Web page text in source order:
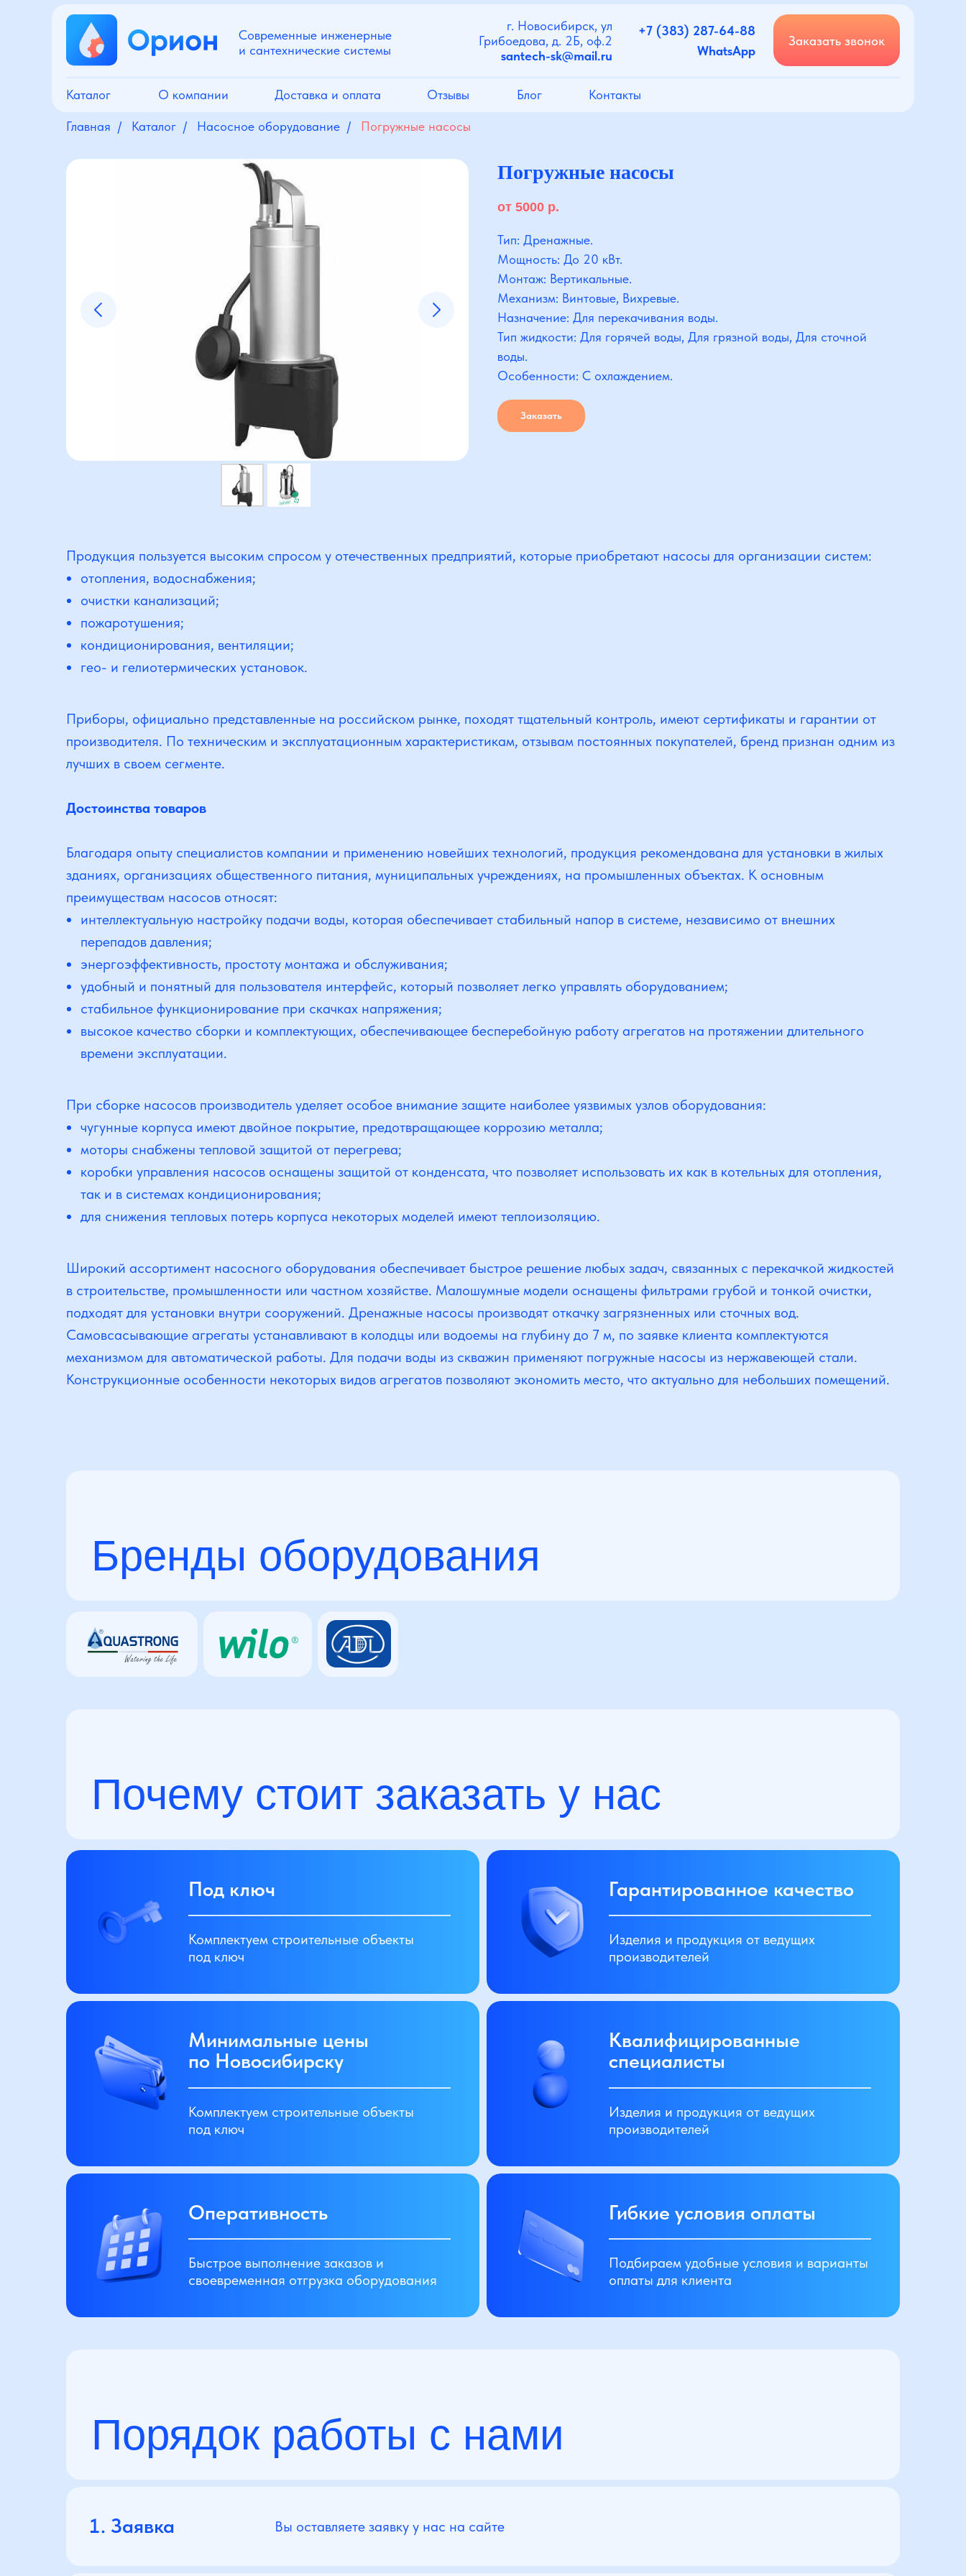
Современные инженерные
и сантехнические системы
Каталог О компании Доставка и оплата Отзывы Блог Контакты
Заказать звонок
г. Новосибирск, ул
Грибоедова, д. 2Б, оф.2
santech-sk@mail.ru
+7 (383) 287-64-88
WhatsApp
Главная / Каталог / Насосное оборудование / Погружные насосы
Погружные насосы
от 5000 р.
Тип: Дренажные.
Мощность: До 20 кВт.
Монтаж: Вертикальные.
Механизм: Винтовые, Вихревые.
Назначение: Для перекачивания воды.
Тип жидкости: Для горячей воды, Для грязной воды, Для сточной
воды.
Особенности: С охлаждением.
Заказать
Продукция пользуется высоким спросом у отечественных предприятий, которые приобретают насосы для организации систем:
отопления, водоснабжения;
очистки канализаций;
пожаротушения;
кондиционирования, вентиляции;
гео- и гелиотермических установок.
Приборы, официально представленные на российском рынке, походят тщательный контроль, имеют сертификаты и гарантии от
производителя. По техническим и эксплуатационным характеристикам, отзывам постоянных покупателей, бренд признан одним из
лучших в своем сегменте.
Достоинства товаров
Благодаря опыту специалистов компании и применению новейших технологий, продукция рекомендована для установки в жилых
зданиях, организациях общественного питания, муниципальных учреждениях, на промышленных объектах. К основным
преимуществам насосов относят:
интеллектуальную настройку подачи воды, которая обеспечивает стабильный напор в системе, независимо от внешних
перепадов давления;
энергоэффективность, простоту монтажа и обслуживания;
удобный и понятный для пользователя интерфейс, который позволяет легко управлять оборудованием;
стабильное функционирование при скачках напряжения;
высокое качество сборки и комплектующих, обеспечивающее бесперебойную работу агрегатов на протяжении длительного
времени эксплуатации.
При сборке насосов производитель уделяет особое внимание защите наиболее уязвимых узлов оборудования:
чугунные корпуса имеют двойное покрытие, предотвращающее коррозию металла;
моторы снабжены тепловой защитой от перегрева;
коробки управления насосов оснащены защитой от конденсата, что позволяет использовать их как в котельных для отопления,
так и в системах кондиционирования;
для снижения тепловых потерь корпуса некоторых моделей имеют теплоизоляцию.
Широкий ассортимент насосного оборудования обеспечивает быстрое решение любых задач, связанных с перекачкой жидкостей
в строительстве, промышленности или частном хозяйстве. Малошумные модели оснащены фильтрами грубой и тонкой очистки,
подходят для установки внутри сооружений. Дренажные насосы производят откачку загрязненных или сточных вод.
Самовсасывающие агрегаты устанавливают в колодцы или водоемы на глубину до 7 м, по заявке клиента комплектуются
механизмом для автоматической работы. Для подачи воды из скважин применяют погружные насосы из нержавеющей стали.
Конструкционные особенности некоторых видов агрегатов позволяют экономить место, что актуально для небольших помещений.
Бренды оборудования
Почему стоит заказать у нас
Под ключ
Комплектуем строительные объекты
под ключ
Гарантированное качество
Изделия и продукция от ведущих
производителей
Минимальные цены
по Новосибирску
Комплектуем строительные объекты
под ключ
Квалифицированные
специалисты
Изделия и продукция от ведущих
производителей
Оперативность
Быстрое выполнение заказов и
своевременная отгрузка оборудования
Гибкие условия оплаты
Подбираем удобные условия и варианты
оплаты для клиента
Порядок работы с нами
Заявка Вы оставляете заявку у нас на сайте